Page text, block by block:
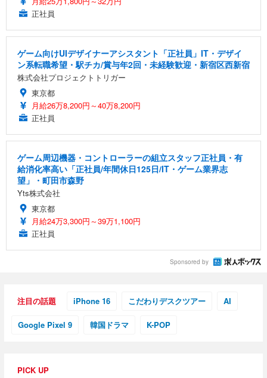
正社員
ゲーム向けUIデザイナーアシスタント「正社員」IT・デザイ
ン系転職希望・駅チカ/賞与年2回・未経験歓迎・新宿区西新宿
株式会社プロジェクトトリガー
東京都
月給26万8,200円～40万8,200円
正社員
ゲーム周辺機器・コントローラーの組立スタッフ正社員・有
給消化率高い「正社員/年間休日125日/IT・ゲーム業界志
望」・町田市森野
Yts株式会社
東京都
月給24万3,300円～39万1,100円
正社員
Sponsored by
注目の話題 iPhone 16 こだわりデスクツアー AI
Google Pixel 9 韓国ドラマ K-POP
PICK UP